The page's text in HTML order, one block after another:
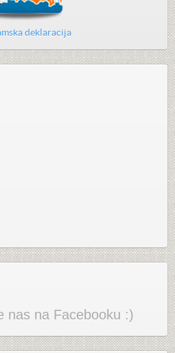
deklaracija
nas na Facebooku :)